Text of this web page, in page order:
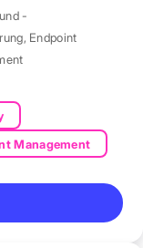
-
, Endpoint
Management